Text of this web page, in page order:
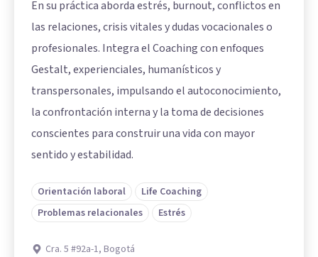
En su práctica aborda estrés, burnout, conflictos en
las relaciones, crisis vitales y dudas vocacionales o
profesionales. Integra el Coaching con enfoques
Gestalt, experienciales, humanísticos y
transpersonales, impulsando el autoconocimiento,
la confrontación interna y la toma de decisiones
conscientes para construir una vida con mayor
sentido y estabilidad.
Orientación laboral
Life Coaching
Problemas relacionales
Estrés
Cra. 5 #92a-1, Bogotá